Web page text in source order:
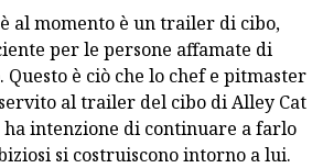
al momento è un trailer di cibo,
per le persone affamate di
è ciò che lo chef e pitmaster
al trailer del cibo di Alley Cat
ha intenzione di continuare a farlo
si costruiscono intorno a lui.